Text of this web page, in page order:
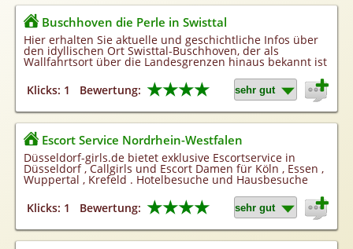
Partner
Homepageerstellung
Webkatalog
Linkaufbau
Buschhoven die Perle in Swisttal
Hier erhalten Sie aktuelle und geschichtliche Infos über
den idyllischen Ort Swisttal-Buschhoven, der als
Wallfahrtsort über die Landesgrenzen hinaus bekannt ist
Klicks: 1
Bewertung: ★★★★
Escort Service Nordrhein-Westfalen
Düsseldorf-girls.de bietet exklusive Escortservice in
Düsseldorf , Callgirls und Escort Damen für Köln , Essen ,
Wuppertal , Krefeld . Hotelbesuche und Hausbesuche
Klicks: 1
Bewertung: ★★★★